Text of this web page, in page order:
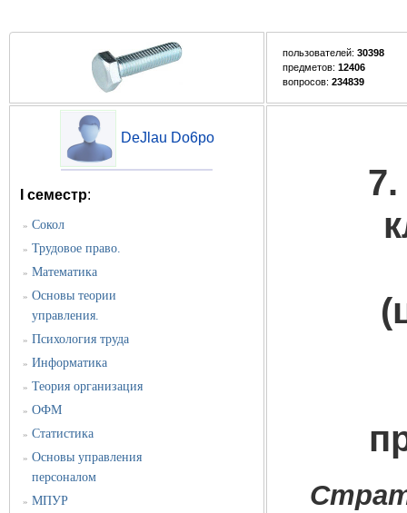
пользователей: 30398
предметов: 12406
вопросов: 234839
DeJlau Do6po
I семестр:
» Сокол
» Трудовое право.
» Математика
» Основы теории
управления.
» Психология труда
» Информатика
» Теория организация
» ОФМ
» Статистика
» Основы управления
персоналом
» МПУР